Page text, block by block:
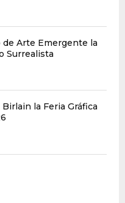
de Arte Emergente la
Surrealista
la Feria Gráfica